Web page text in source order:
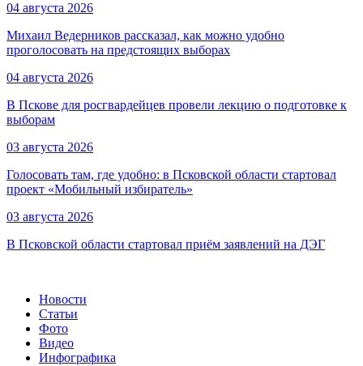
04 августа 2026
Михаил Ведерников рассказал, как можно удобно
проголосовать на предстоящих выборах
04 августа 2026
В Пскове для росгвардейцев провели лекцию о подготовке к
выборам
03 августа 2026
Голосовать там, где удобно: в Псковской области стартовал
проект «Мобильный избиратель»
03 августа 2026
В Псковской области стартовал приём заявлений на ДЭГ
Новости
Статьи
Фото
Видео
Инфографика